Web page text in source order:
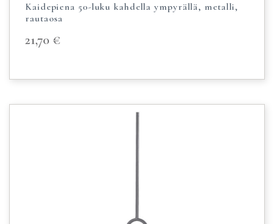
Kaidepiena 50-luku kahdella ympyrällä, metalli,
rautaosa
21,70 €